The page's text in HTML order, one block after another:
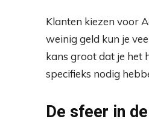
Klanten kiezen voor
weinig geld kun je
kans groot dat je het
specifieks nodig
De sfeer in